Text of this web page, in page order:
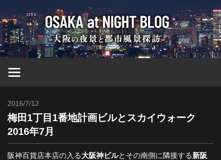
ン
テ
ン
ツ
大
阪
ブ
2016/7/12
梅田1丁目1番地計画ビルとスカイウォーク
2016年7月
阪神百貨店本店の入る大阪神ビルとその南側に隣接する新阪